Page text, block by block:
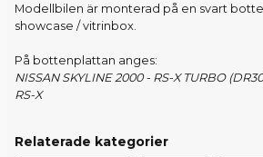
Modellbilen är monterad på en svart
showcase / vitrinbox.
På bottenplattan anges:
NISSAN SKYLINE 2000 - RS-X TURBO
RS-X
Relaterade kategorier